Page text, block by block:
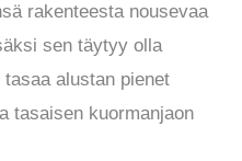
rakenteesta nousevaa
sen täytyy olla
alustan pienet
tasaisen kuormanjaon